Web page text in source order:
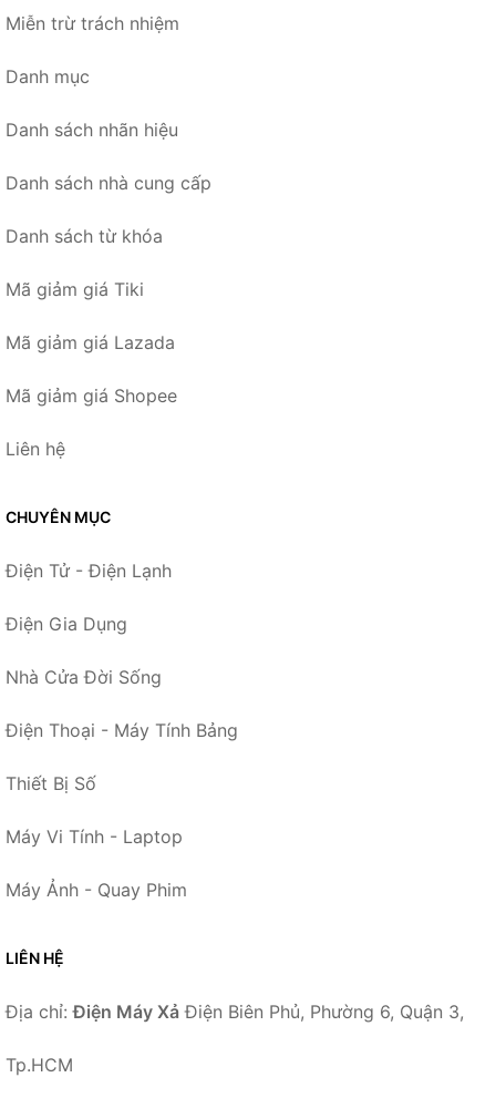
Miễn trừ trách nhiệm
Danh mục
Danh sách nhãn hiệu
Danh sách nhà cung cấp
Danh sách từ khóa
Mã giảm giá Tiki
Mã giảm giá Lazada
Mã giảm giá Shopee
Liên hệ
CHUYÊN MỤC
Điện Tử - Điện Lạnh
Điện Gia Dụng
Nhà Cửa Đời Sống
Điện Thoại - Máy Tính Bảng
Thiết Bị Số
Máy Vi Tính - Laptop
Máy Ảnh - Quay Phim
LIÊN HỆ
Địa chỉ:Điện Máy Xả Điện Biên Phủ, Phường 6, Quận 3,
Tp.HCM